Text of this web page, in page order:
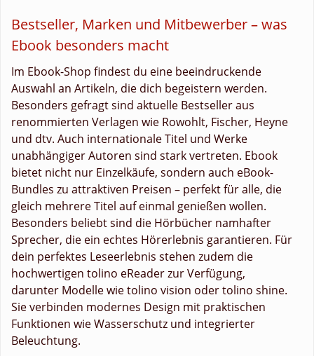
Bestseller, Marken und Mitbewerber – was
Ebook besonders macht
Im Ebook-Shop findest du eine beeindruckende
Auswahl an Artikeln, die dich begeistern werden.
Besonders gefragt sind aktuelle Bestseller aus
renommierten Verlagen wie Rowohlt, Fischer, Heyne
und dtv. Auch internationale Titel und Werke
unabhängiger Autoren sind stark vertreten. Ebook
bietet nicht nur Einzelkäufe, sondern auch eBook-
Bundles zu attraktiven Preisen – perfekt für alle, die
gleich mehrere Titel auf einmal genießen wollen.
Besonders beliebt sind die Hörbücher namhafter
Sprecher, die ein echtes Hörerlebnis garantieren. Für
dein perfektes Leseerlebnis stehen zudem die
hochwertigen tolino eReader zur Verfügung,
darunter Modelle wie tolino vision oder tolino shine.
Sie verbinden modernes Design mit praktischen
Funktionen wie Wasserschutz und integrierter
Beleuchtung.